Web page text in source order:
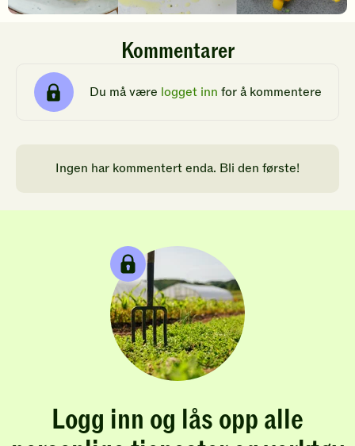
Kommentarer
Du må være logget inn for å kommentere
Ingen har kommentert enda. Bli den første!
Logg inn og lås opp alle